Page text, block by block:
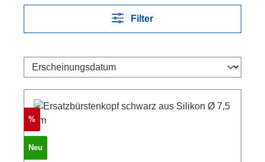
Filter
Rabatt
%
Neu